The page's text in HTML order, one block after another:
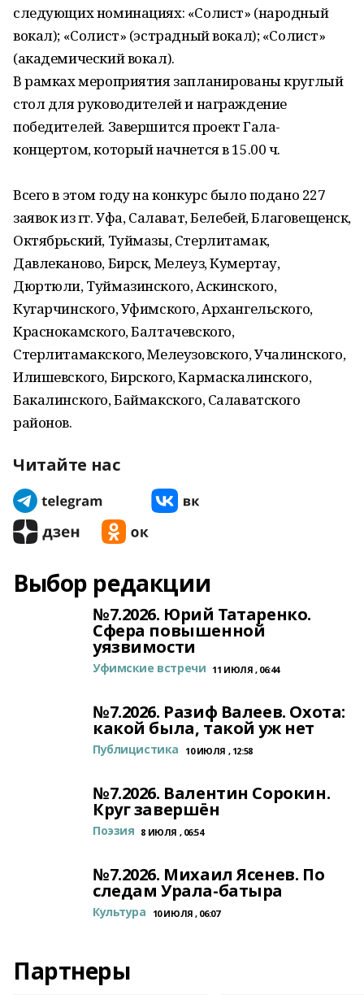
следующих номинациях: «Солист» (народный
вокал); «Солист» (эстрадный вокал); «Солист»
(академический вокал).
В рамках мероприятия запланированы круглый
стол для руководителей и награждение
победителей. Завершится проект Гала-
концертом, который начнется в 15.00 ч.
Всего в этом году на конкурс было подано 227
заявок из гг. Уфа, Салават, Белебей, Благовещенск,
Октябрьский, Туймазы, Стерлитамак,
Давлеканово, Бирск, Мелеуз, Кумертау,
Дюртюли, Туймазинского, Аскинского,
Кугарчинского, Уфимского, Архангельского,
Краснокамского, Балтачевского,
Стерлитамакского, Мелеузовского, Учалинского,
Илишевского, Бирского, Кармаскалинского,
Бакалинского, Баймакского, Салаватского
районов.
Читайте нас
Выбор редакции
№7.2026. Юрий Татаренко.
Сфера повышенной
уязвимости
Уфимские встречи 11 ИЮЛЯ , 06:44
№7.2026. Разиф Валеев. Охота:
какой была, такой уж нет
Публицистика 10 ИЮЛЯ , 12:58
№7.2026. Валентин Сорокин.
Круг завершён
Поэзия 8 ИЮЛЯ , 06:54
№7.2026. Михаил Ясенев. По
следам Урала-батыра
Культура 10 ИЮЛЯ , 06:07
Партнеры